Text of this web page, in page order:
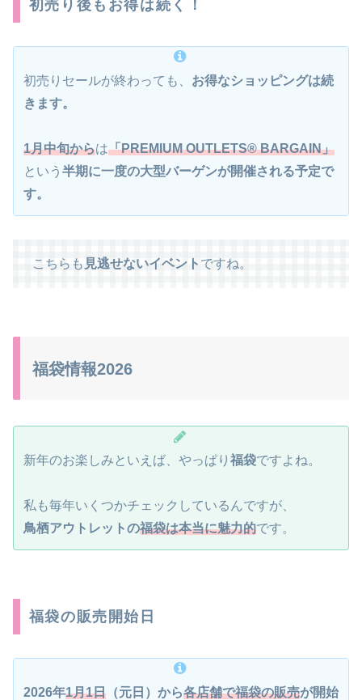
初売り後もお得は続く！
初売りセールが終わっても、 お得なショッピングは続
きます。
1月中旬からは「PREMIUM OUTLETS® BARGAIN」
という 半期に一度の大型バーゲンが開催される予定で
す。
こちらも 見逃せないイベント ですね。
福袋情報2026
新年のお楽しみといえば、やっぱり 福袋ですよね。
私も毎年いくつかチェックしているんですが、
鳥栖アウトレットの福袋は本当に魅力的です。
福袋の販売開始日
2026年1月1日 （元日）から各店舗で福袋の販売が開始